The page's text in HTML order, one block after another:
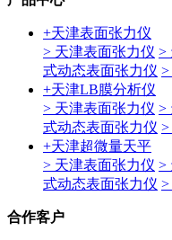
+天津表面张力仪
> 天津表面张力仪 >
式动态表面张力仪 >
+天津LB膜分析仪
> 天津表面张力仪 >
式动态表面张力仪 >
+天津超微量天平
> 天津表面张力仪 >
式动态表面张力仪 >
合作客户